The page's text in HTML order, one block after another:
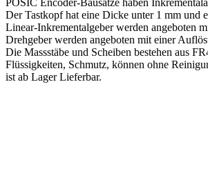
Der Tastkopf hat eine Dicke unter 1 mm und
Linear-Inkrementalgeber werden angeboten
Drehgeber werden angeboten mit einer
Die Massstäbe und Scheiben bestehen aus
Flüssigkeiten, Schmutz, können ohne
ist ab Lager Lieferbar.